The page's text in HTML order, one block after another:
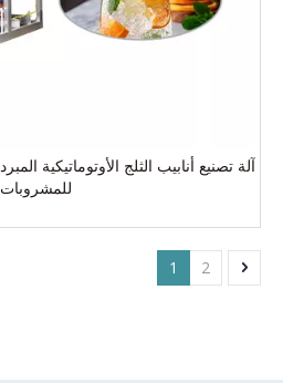
للمشروبات
1 2